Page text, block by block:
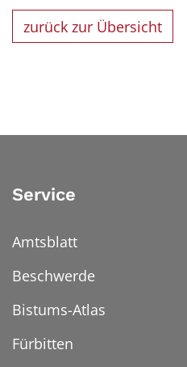
zurück zur Übersicht
Service
Amtsblatt
Beschwerde
Bistums-Atlas
Fürbitten